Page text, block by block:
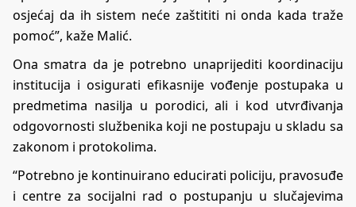
osjećaj da ih sistem neće zaštititi ni onda kada traže
pomoć”, kaže Malić.
Ona smatra da je potrebno unaprijediti koordinaciju
institucija i osigurati efikasnije vođenje postupaka u
predmetima nasilja u porodici, ali i kod utvrđivanja
odgovornosti službenika koji ne postupaju u skladu sa
zakonom i protokolima.
“Potrebno je kontinuirano educirati policiju, pravosuđe
i centre za socijalni rad o postupanju u slučajevima